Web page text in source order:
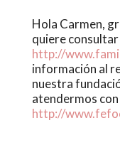
Hola Carmen,
quiere
http://
información al
nuestra
atendermos con
http://